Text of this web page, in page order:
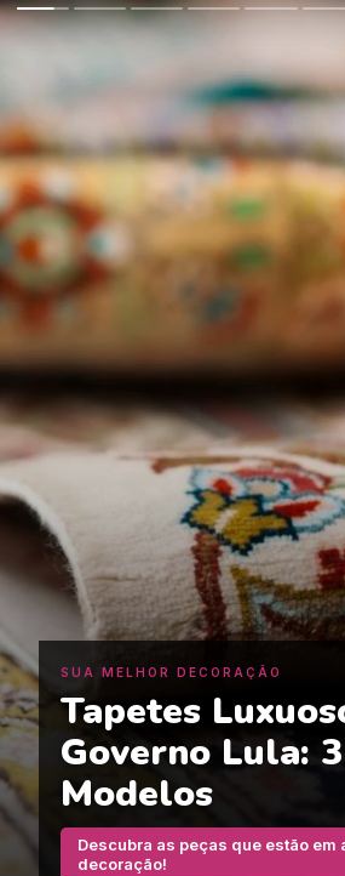
SUA MELHOR DECORAÇÃO
Tapetes
Governo Lula: 3
Modelos
Descubra as peças que estão em
decoração!